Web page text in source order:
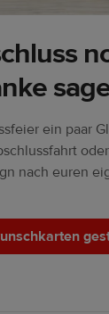
ein paar
nach euren